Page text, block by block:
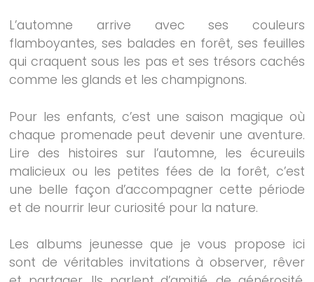
L’automne arrive avec ses couleurs
flamboyantes, ses balades en forêt, ses feuilles
qui craquent sous les pas et ses trésors cachés
comme les glands et les champignons.
Pour les enfants, c’est une saison magique où
chaque promenade peut devenir une aventure.
Lire des histoires sur l’automne, les écureuils
malicieux ou les petites fées de la forêt, c’est
une belle façon d’accompagner cette période
et de nourrir leur curiosité pour la nature.
Les albums jeunesse que je vous propose ici
sont de véritables invitations à observer, rêver